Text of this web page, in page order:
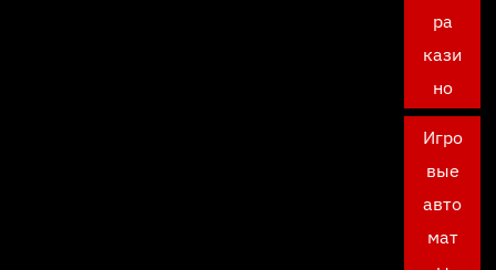
ра
кази
но
Игро
вые
авто
мат